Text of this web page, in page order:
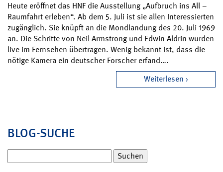
Heute eröffnet das HNF die Ausstellung „Aufbruch ins All –
Raumfahrt erleben“. Ab dem 5. Juli ist sie allen Interessierten
zugänglich. Sie knüpft an die Mondlandung des 20. Juli 1969
an. Die Schritte von Neil Armstrong und Edwin Aldrin wurden
live im Fernsehen übertragen. Wenig bekannt ist, dass die
nötige Kamera ein deutscher Forscher erfand….
Weiterlesen
BLOG-SUCHE
nach: